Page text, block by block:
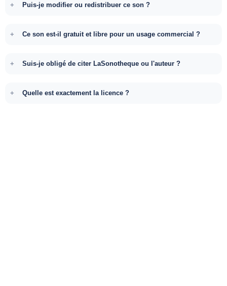
Puis-je modifier ou redistribuer ce son ?
Ce son est-il gratuit et libre pour un usage commercial ?
Suis-je obligé de citer LaSonotheque ou l'auteur ?
Quelle est exactement la licence ?